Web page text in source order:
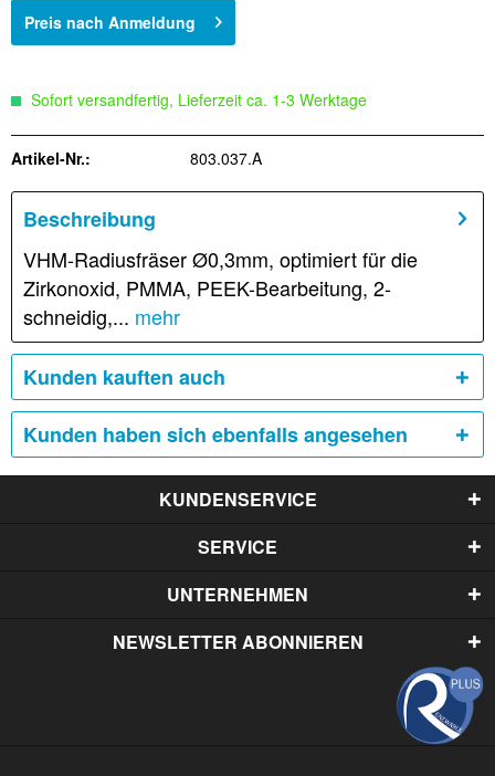
Preis nach Anmeldung
Sofort versandfertig, Lieferzeit ca. 1-3 Werktage
Artikel-Nr.: 803.037.A
Beschreibung
VHM-Radiusfräser Ø0,3mm, optimiert für die
Zirkonoxid, PMMA, PEEK-Bearbeitung, 2-
schneidig,... mehr
Kunden kauften auch
Kunden haben sich ebenfalls angesehen
KUNDENSERVICE
SERVICE
UNTERNEHMEN
NEWSLETTER ABONNIEREN